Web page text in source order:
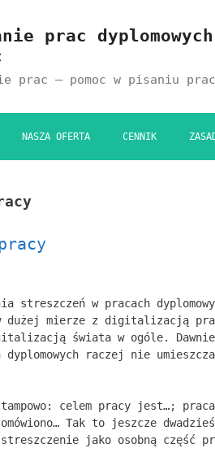
prac
prac – pomoc w pisaniu
NASZA OFERTA CENNIK
streszczeń w pracach
w dużej mierze z digitalizacją
świata w ogóle.
dyplomowych raczej nie
celem pracy jest…;
Tak to jeszcze
streszczenie jako osobną część